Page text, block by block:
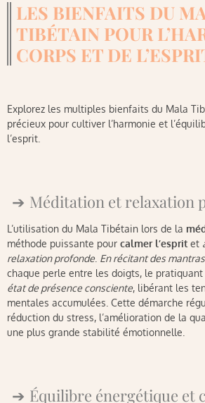
LES BIENFAITS DU
TIBÉTAIN POUR
CORPS ET DE
Explorez les multiples bienfaits du Mala
précieux pour cultiver l’harmonie et
l’esprit.
Méditation et relaxation
L’utilisation du Mala Tibétain lors de la
méthode puissante pour calmer l’esprit et
relaxation profonde En récitant des mantras
chaque perle entre les doigts, le pratiquant
état de présence consciente, libérant les
mentales accumulées. Cette démarche
réduction du stress, l’amélioration de la
une plus grande stabilité émotionnelle.
Équilibre énergétique et